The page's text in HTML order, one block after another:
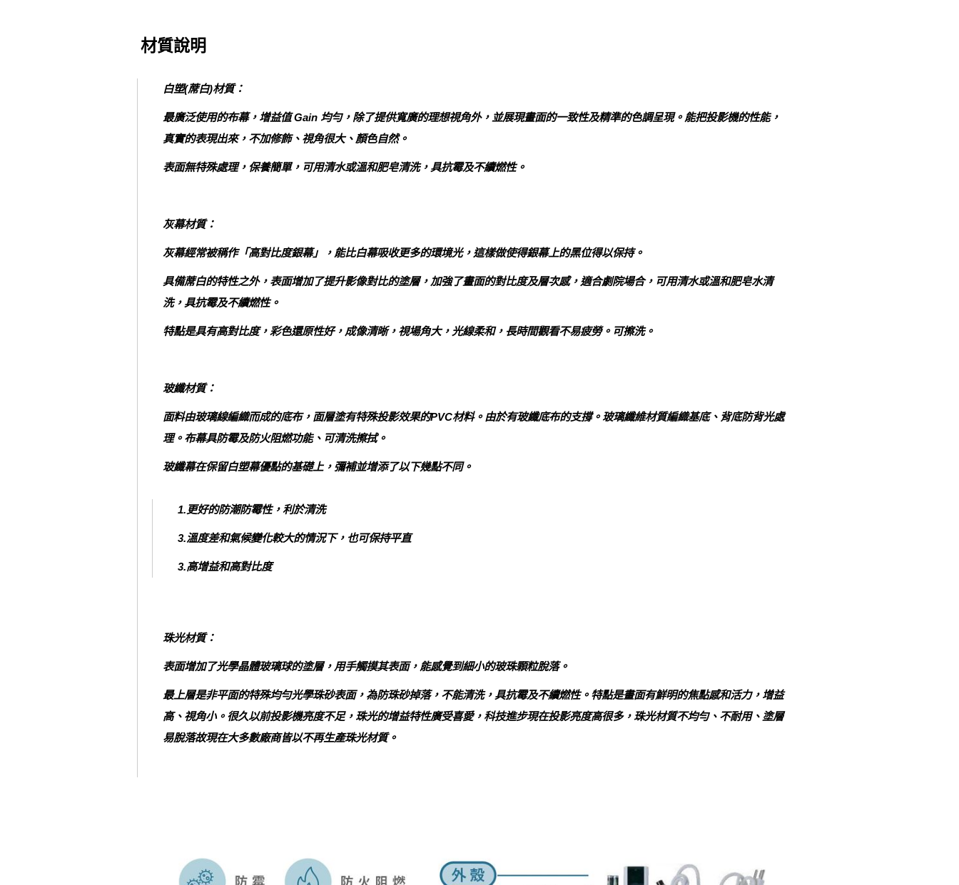
材質說明
白塑(蓆白)材質：
最廣泛使用的布幕，增益值 Gain 均勻，除了提供寬廣的理想視角外，並展現畫面的一致性及精準的色調呈現。能把投影機的性能，
真實的表現出來，不加修飾、視角很大、顏色自然。
表面無特殊處理，保養簡單，可用清水或溫和肥皂清洗，具抗霉及不續燃性。
灰幕材質：
灰幕經常被稱作「高對比度銀幕」，能比白幕吸收更多的環境光，這樣做使得銀幕上的黑位得以保持。
具備蓆白的特性之外，表面增加了提升影像對比的塗層，加強了畫面的對比度及層次感，適合劇院場合，可用清水或溫和肥皂水清
洗，具抗霉及不續燃性。
特點是具有高對比度，彩色還原性好，成像清晰，視場角大，光線柔和，長時間觀看不易疲勞。可擦洗。
玻纖材質：
面料由玻璃線編織而成的底布，面層塗有特殊投影效果的PVC材料。由於有玻纖底布的支撐。玻璃纖維材質編織基底、背底防背光處
理。布幕具防霉及防火阻燃功能、可清洗擦拭。
玻纖幕在保留白塑幕優點的基礎上，彌補並增添了以下幾點不同。
1.更好的防潮防霉性，利於清洗
3.溫度差和氣候變化較大的情況下，也可保持平直
3.高增益和高對比度
珠光材質：
表面增加了光學晶體玻璃球的塗層，用手觸摸其表面，能感覺到細小的玻珠顆粒脫落。
最上層是非平面的特殊均勻光學珠砂表面，為防珠砂掉落，不能清洗，具抗霉及不續燃性。特點是畫面有鮮明的焦點感和活力，增益
高、視角小。很久以前投影機亮度不足，珠光的增益特性廣受喜愛，科技進步現在投影亮度高很多，珠光材質不均勻、不耐用、塗層
易脫落故現在大多數廠商皆以不再生產珠光材質。